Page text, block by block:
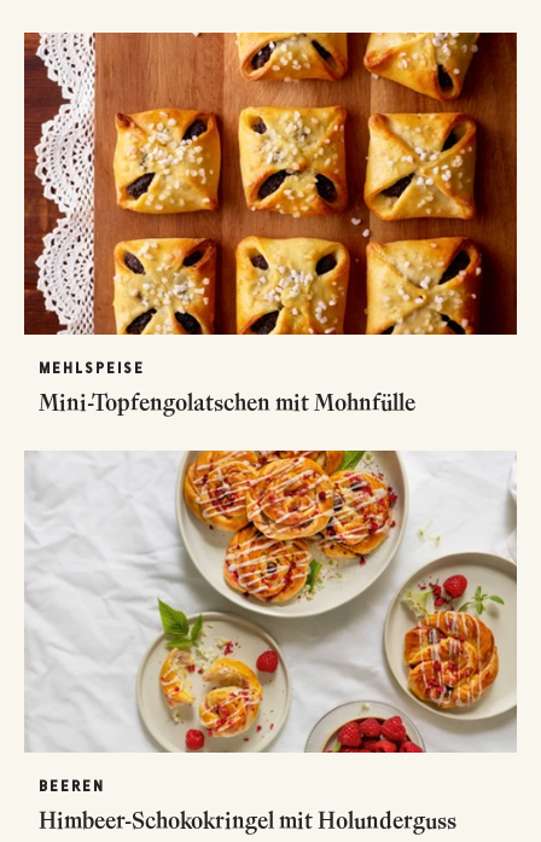
MEHLSPEISE
Mini-Topfengolatschen mit Mohnfülle
BEEREN
Himbeer-Schokokringel mit Holunderguss